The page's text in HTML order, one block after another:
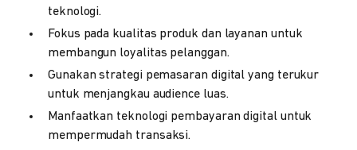
teknologi.
Fokus pada kualitas produk dan layanan untuk
membangun loyalitas pelanggan.
Gunakan strategi pemasaran digital yang terukur
untuk menjangkau audience luas.
Manfaatkan teknologi pembayaran digital untuk
mempermudah transaksi.